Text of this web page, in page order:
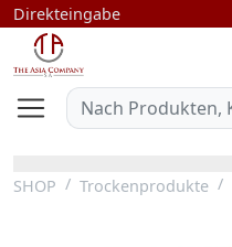
Direkteingabe
SHOP Trockenprodukte